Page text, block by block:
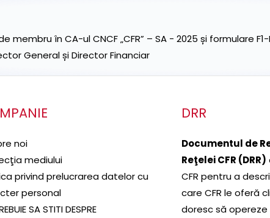
în CA-ul CNCF „CFR” – SA - 2025 și formulare F1-
General și Director Financiar
noi
mediului
privind prelucrarea datelor cu
personal
SA STITI DESPRE
DRR
Documentul de
Reţelei CFR (DRR)
CFR pentru a
care CFR le oferă
doresc să opereze